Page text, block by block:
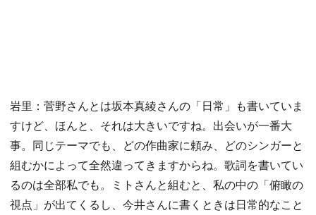
岩里：菅野さんとは坂本真綾さんの「日常」も書いていま
すけど、ほんと、それは大きいですね。出会いが一番大
事。同じテーマでも、どの作曲家に頼み、どのシンガーと
組むかによって全然違ってきますからね。歌詞を書いてい
るのは全部私でも。ミトさんと組むと、私の中の「俯瞰の
視点」が出てくるし、今井さんに書くときは日常的なこと